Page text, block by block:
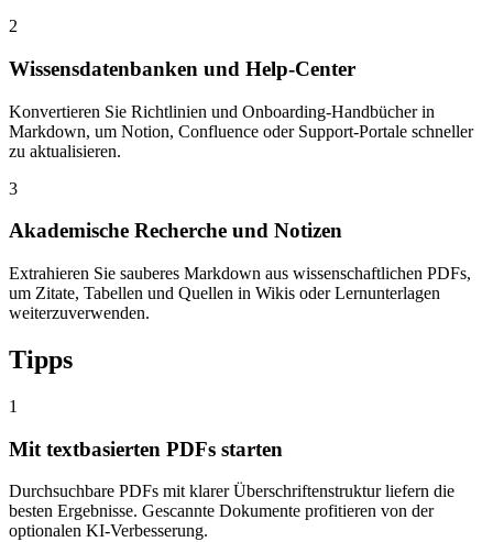
2
Wissensdatenbanken und Help-Center
Konvertieren Sie Richtlinien und Onboarding-Handbücher in
Markdown, um Notion, Confluence oder Support-Portale schneller
zu aktualisieren.
3
Akademische Recherche und Notizen
Extrahieren Sie sauberes Markdown aus wissenschaftlichen PDFs,
um Zitate, Tabellen und Quellen in Wikis oder Lernunterlagen
weiterzuverwenden.
Tipps
1
Mit textbasierten PDFs starten
Durchsuchbare PDFs mit klarer Überschriftenstruktur liefern die
besten Ergebnisse. Gescannte Dokumente profitieren von der
optionalen KI-Verbesserung.